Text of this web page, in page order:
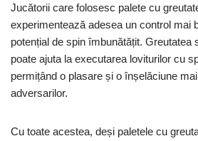
Jucătorii care folosesc palete cu
experimentează adesea un control mai
potențial de spin îmbunătățit. Greutatea
poate ajuta la executarea loviturilor cu
permițând o plasare și o înșelăciune
adversarilor.
Cu toate acestea, deși paletele cu